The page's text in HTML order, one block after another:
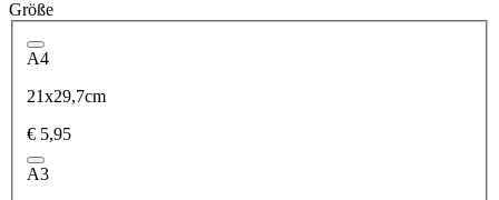
Größe
A4
21x29,7cm
€ 5,95
A3